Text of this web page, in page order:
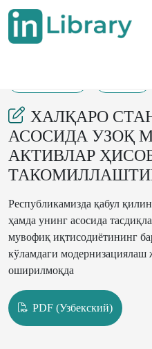
ХАЛҚАРО
АСОСИДА УЗОҚ
АКТИВЛАР
Республикамизда қабул
ҳамда унинг асосида
мувофиқ иқтисодиётининг
кўламдаги модернизациялаш
оширилмоқда
PDF (Узбекский)